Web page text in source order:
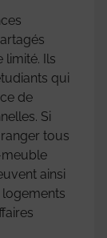
limité. Ils
qui
de
Si
tous
ainsi
logements